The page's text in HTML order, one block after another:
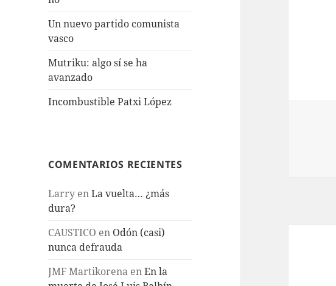
Un nuevo partido comunista
vasco
Mutriku: algo sí se ha
avanzado
Incombustible Patxi López
COMENTARIOS RECIENTES
Larry enLa vuelta… ¿más
dura?
CAUSTICO en Odón (casi)
nunca defrauda
JMF Martikorena enEn la